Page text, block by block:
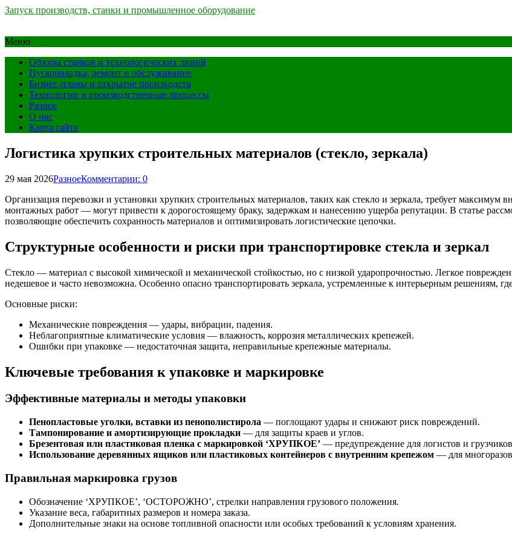
Запуск производств, станки и промышленное оборудование
Меню
Обзоры станков и технологических линий
Пусконаладка, ремонт и обслуживание
Бизнес-планы и открытие производств
Технологии и производственные процессы
Разное
О нас
Карта сайта
Логистика хрупких строительных материалов (стекло, зеркала)
29 мая 2026РазноеКомментарии: 0
Организация перевозки и установки хрупких строительных материалов, таких как стекло и зеркала, требует
монтажных работ — могут привести к дорогостоящему браку, задержкам и нанесению ущерба репутации. В статье
позволяющие обеспечить сохранность материалов и оптимизировать логистические цепочки.
Структурные особенности и риски при транспортировке стекла и зеркал
Стекло — материал с высокой химической и механической стойкостью, но с низкой ударопрочностью. Легкое
недешевое и часто невозможна. Особенно опасно транспортировать зеркала, устремленные к интерьерным решениям,
Основные риски:
Механические повреждения — удары, вибрации, падения.
Неблагоприятные климатические условия — влажность, коррозия металлических крепежей.
Ошибки при упаковке — недостаточная защита, неправильные крепежные материалы.
Ключевые требования к упаковке и маркировке
Эффективные материалы и методы упаковки
Пенопластовые уголки, вставки из пенополистирола — поглощают удары и снижают риск повреждений.
Тампонирование и амортизирующие прокладки — для защиты краев и углов.
Брезентовая или пластиковая пленка с маркировкой ‘ХРУПКОЕ’ — предупреждение для логистов и
Использование деревянных ящиков или пластиковых контейнеров с внутренним крепежом — для
Правильная маркировка грузов
Обозначение ‘ХРУПКОЕ’, ‘ОСТОРОЖНО’, стрелки направления грузового положения.
Указание веса, габаритных размеров и номера заказа.
Дополнительные знаки на основе топливной опасности или особых требований к условиям хранения.